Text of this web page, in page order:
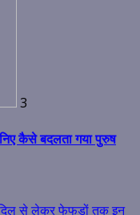
3
कैसे बदलता गया पुरुष
दिल से लेकर फेफड़ों तक इन